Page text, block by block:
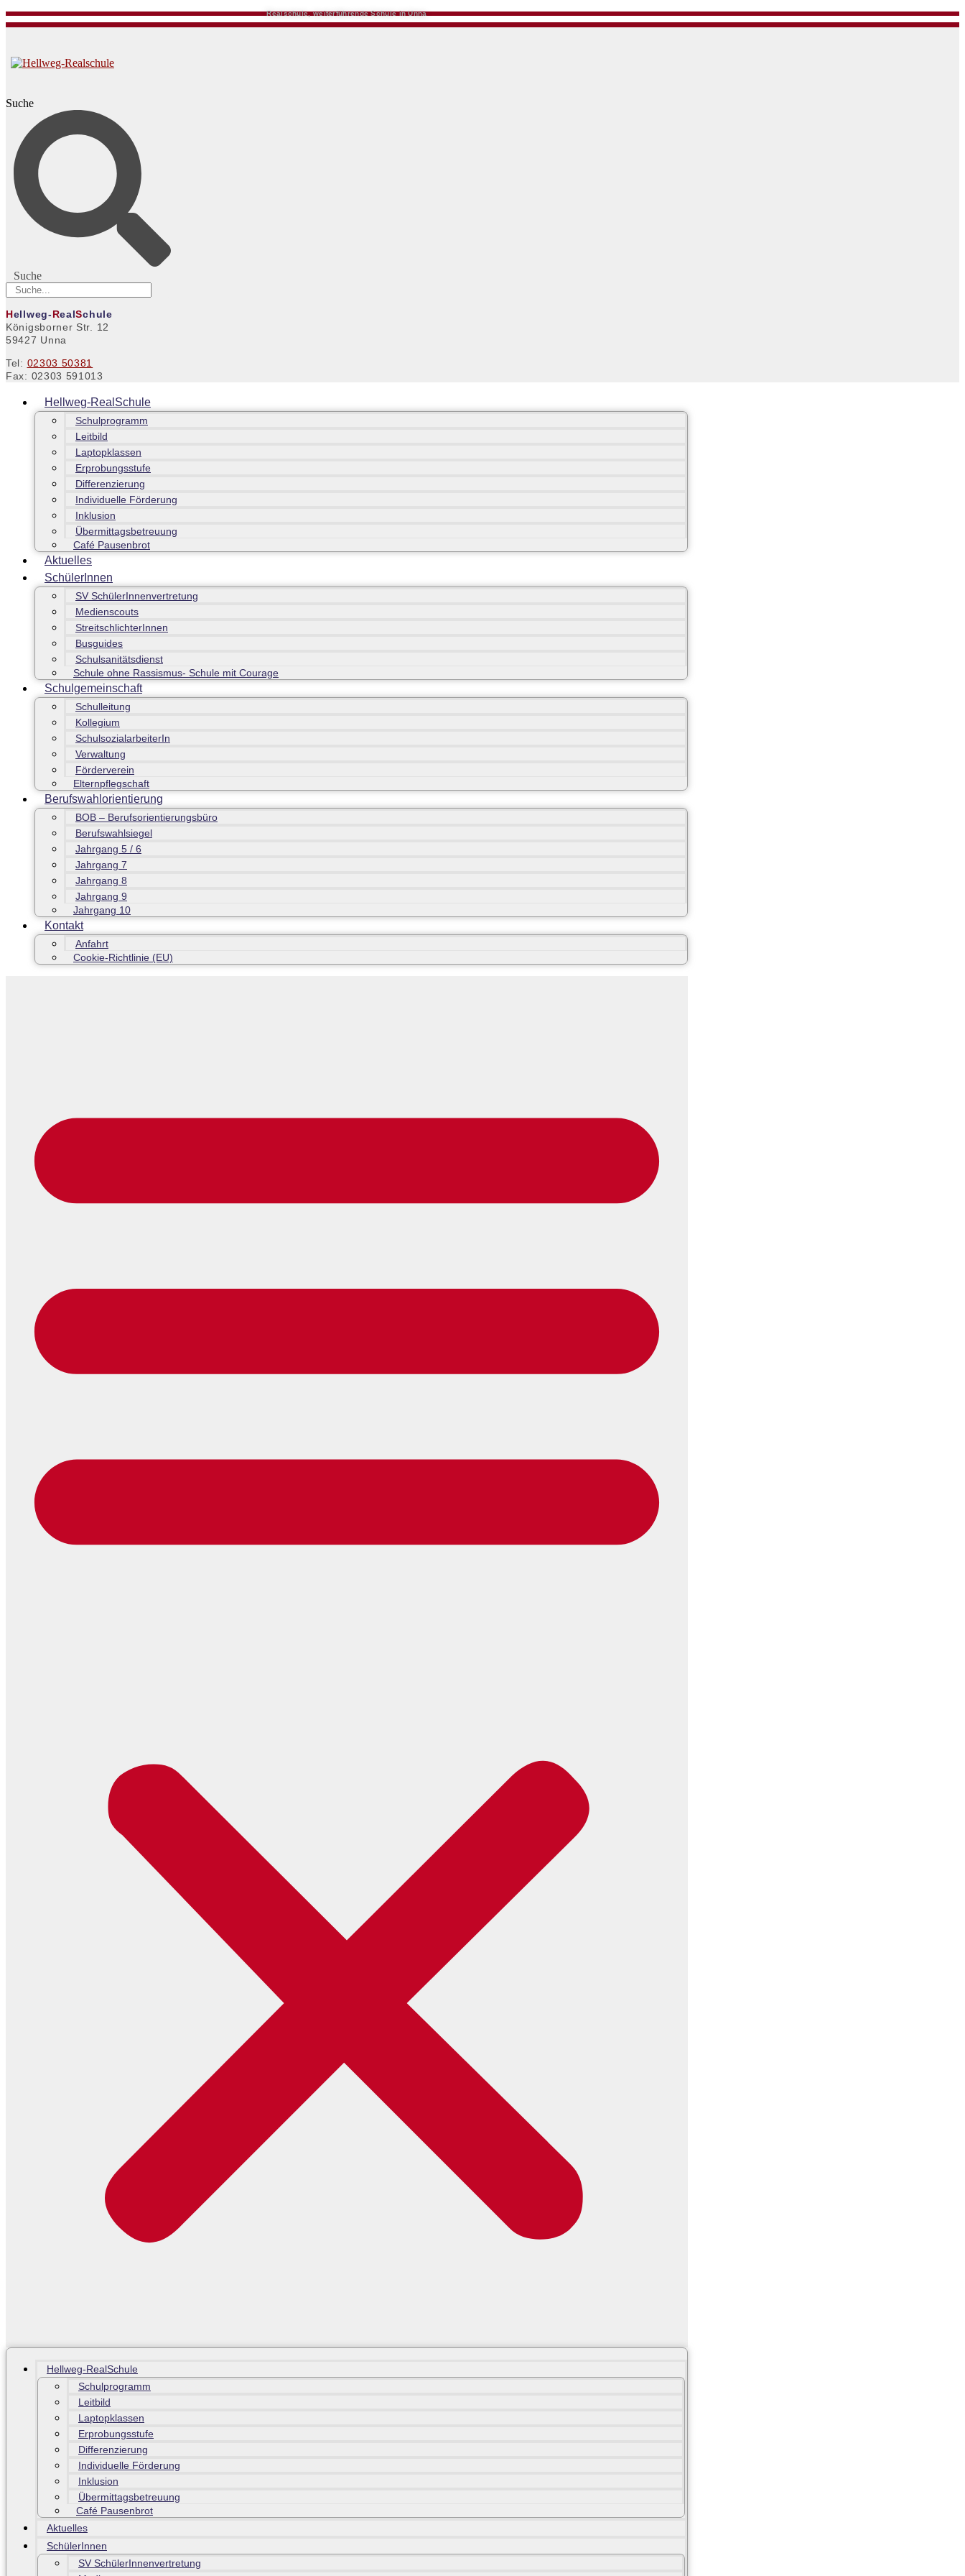
Realschule, weiterführende Schule in Unna
Suche
Suche
Hellweg-RealSchule
Königsborner Str. 12
59427 Unna
Tel: 02303 50381
Fax: 02303 591013
Hellweg-RealSchule
Schulprogramm
Leitbild
Laptopklassen
Erprobungsstufe
Differenzierung
Individuelle Förderung
Inklusion
Übermittagsbetreuung
Café Pausenbrot
Aktuelles
SchülerInnen
SV SchülerInnenvertretung
Medienscouts
StreitschlichterInnen
Busguides
Schulsanitätsdienst
Schule ohne Rassismus- Schule mit Courage
Schulgemeinschaft
Schulleitung
Kollegium
SchulsozialarbeiterIn
Verwaltung
Förderverein
Elternpflegschaft
Berufswahlorientierung
BOB – Berufsorientierungsbüro
Berufswahlsiegel
Jahrgang 5 / 6
Jahrgang 7
Jahrgang 8
Jahrgang 9
Jahrgang 10
Kontakt
Anfahrt
Cookie-Richtlinie (EU)
Hellweg-RealSchule
Schulprogramm
Leitbild
Laptopklassen
Erprobungsstufe
Differenzierung
Individuelle Förderung
Inklusion
Übermittagsbetreuung
Café Pausenbrot
Aktuelles
SchülerInnen
SV SchülerInnenvertretung